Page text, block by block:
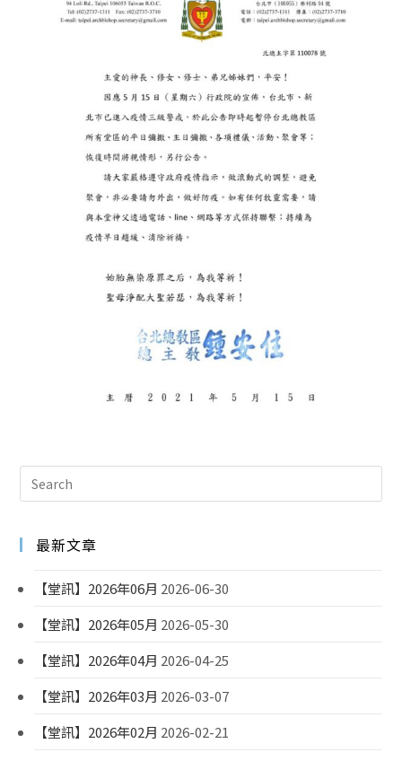
最新文章
【堂訊】2026年06月 2026-06-30
【堂訊】2026年05月 2026-05-30
【堂訊】2026年04月 2026-04-25
【堂訊】2026年03月 2026-03-07
【堂訊】2026年02月 2026-02-21